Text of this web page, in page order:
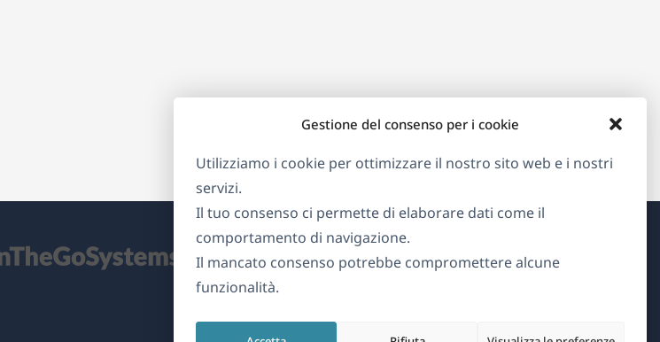
Gestione del consenso per i cookie
Utilizziamo i cookie per ottimizzare il nostro sito web e i nostri
servizi.
Il tuo consenso ci permette di elaborare dati come il
comportamento di navigazione.
Il mancato consenso potrebbe compromettere alcune
funzionalità.
Informazioni su WPML